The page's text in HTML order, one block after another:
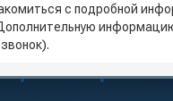
с подробной